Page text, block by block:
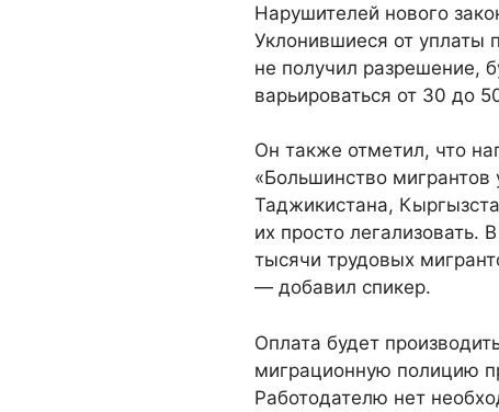
Нарушителей нового
Уклонившиеся от уплаты
не получил разрешение,
варьироваться от 30 до
Он также отметил, что
«Большинство
Таджикистана,
их просто легализовать.
тысячи трудовых
— добавил спикер.
Оплата будет
миграционную полицию
Работодателю нет